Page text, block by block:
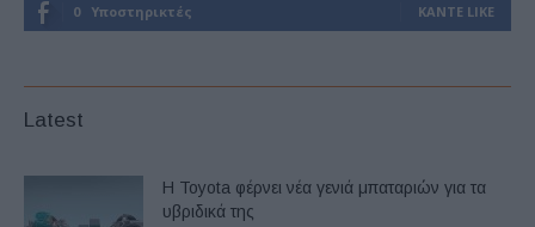
0 Υποστηρικτές ΚΆΝΤΕ LIKE
Latest
Η Toyota φέρνει νέα γενιά μπαταριών για τα
υβριδικά της